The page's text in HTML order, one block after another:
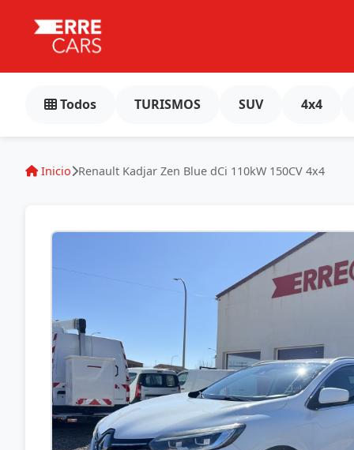
Todos TURISMOS SUV 4x4
Inicio Renault Kadjar Zen Blue dCi 110kW 150CV 4x4